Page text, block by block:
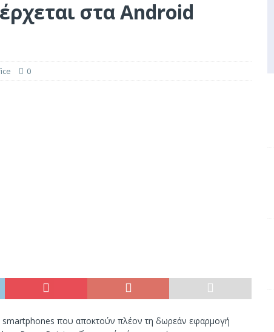
στα Android
0
smartphones που αποκτούν πλέον τη δωρεάν εφαρμογή